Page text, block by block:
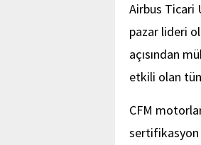
Airbus Ticari
pazar lideri
açısından
etkili olan
CFM
sertifikasyon